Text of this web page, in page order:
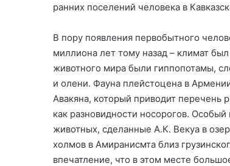
ранних поселений человека в
В пору появления первобытного
миллиона лет тому назад – климат
животного мира были гиппопотамы,
и олени. Фауна плейстоцена в
Авакяна, который приводит перечень
как разновидности носорогов.
животных, сделанные А.К. Векуа в
холмов в Амиранисмта близ
впечатление, что в этом месте